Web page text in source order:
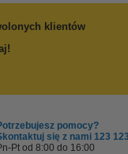
klientów
pomocy?
się z nami 123
Pt od 8:00 do 16:00